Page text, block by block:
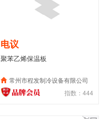
电议
聚苯乙烯保温板
常州市程发制冷设备有限公司
指数：444